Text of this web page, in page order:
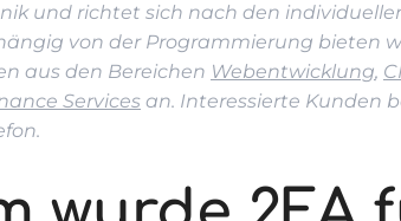
und richtet sich nach den
von der Programmierung bieten
aus den Bereichen Webentwicklung,
Services an. Interessierte Kunden